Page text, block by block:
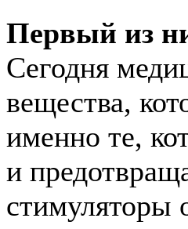
Первый из
Сегодня
вещества,
именно те,
и
стимуляторы